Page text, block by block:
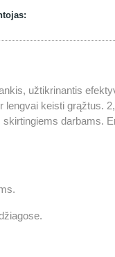
užtikrinantis
keisti grąžtus.
darbams.